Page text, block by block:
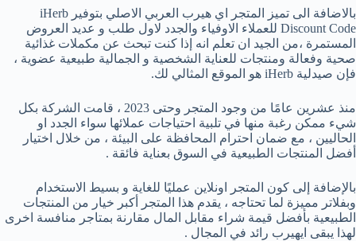
بالاضافة الى تميز المتجر اي هيرب العربي الاصلي بتوفير iHerb
Discount Code للعملاء الاوفياء والجدد لاول طلب و عديد العروض
المستمرة ،من الجيد ان تعلم انه إذا كنت تبحث عن مكملات غذائية
صحية وفعالة ومنتجات للعناية الشخصية و الجمالية طبيعية عضوية ،
فإن صيدلية iHerb هو الموقع المثالي لك.
منذ عشرين عامًا من وجود المتجر وحتى 2023 ، قامت الشركة بكل
شيء ممكن رغبة منها في تلبية احتياجات عملائها سواء الجدد او
الحاليين ، مع ضمان احترام المحافظة على البيئة ، من خلال اختيار
أفضل المنتجات الطبيعية في السوق بعناية فائقة .
بالإضافة إلى كون المتجر اونلاين عمليًا للغاية و بسيط الاستخدام
وبفلاتر مميزة لما تحتاجه ، يقدم هذا المتجر أكبر خيار من المنتجات
الطبيعية بأفضل قيمة شراء مقابل المال مقارنة بمتاجر منافسة اخرى
لهذا يبقى ايهيرب رائد في المجال .